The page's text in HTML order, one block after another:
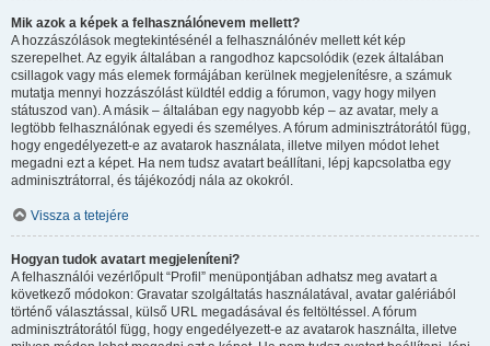
Mik azok a képek a felhasználónevem mellett?
A hozzászólások megtekintésénél a felhasználónév mellett két kép
szerepelhet. Az egyik általában a rangodhoz kapcsolódik (ezek általában
csillagok vagy más elemek formájában kerülnek megjelenítésre, a számuk
mutatja mennyi hozzászólást küldtél eddig a fórumon, vagy hogy milyen
státuszod van). A másik – általában egy nagyobb kép – az avatar, mely a
legtöbb felhasználónak egyedi és személyes. A fórum adminisztrátorától függ,
hogy engedélyezett-e az avatarok használata, illetve milyen módot lehet
megadni ezt a képet. Ha nem tudsz avatart beállítani, lépj kapcsolatba egy
adminisztrátorral, és tájékozódj nála az okokról.
Vissza a tetejére
Hogyan tudok avatart megjeleníteni?
A felhasználói vezérlőpult “Profil” menüpontjában adhatsz meg avatart a
következő módokon: Gravatar szolgáltatás használatával, avatar galériából
történő választással, külső URL megadásával és feltöltéssel. A fórum
adminisztrátorától függ, hogy engedélyezett-e az avatarok használta, illetve